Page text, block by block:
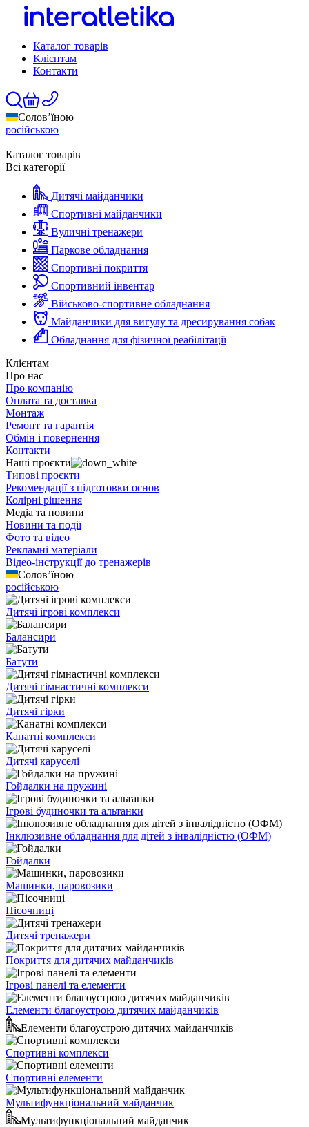
Каталог товарів
Клієнтам
Контакти
Солов’їною
російською
Каталог товарів
Всі категорії
Дитячі майданчики
Спортивні майданчики
Вуличні тренажери
Паркове обладнання
Спортивні покриття
Спортивний інвентар
Військово-спортивне обладнання
Майданчики для вигулу та дресирування собак
Обладнання для фізичної реабілітації
Клієнтам
Про нас
Про компанію
Оплата та доставка
Монтаж
Ремонт та гарантія
Обмін і повернення
Контакти
Наші проєкти
Типові проєкти
Рекомендації з підготовки основ
Колірні рішення
Медіа та новини
Новини та події
Фото та відео
Рекламні матеріали
Відео-інструкції до тренажерів
Солов’їною
російською
Дитячі ігрові комплекси
Балансири
Батути
Дитячі гімнастичні комплекси
Дитячі гірки
Канатні комплекси
Дитячі каруселі
Гойдалки на пружині
Ігрові будиночки та альтанки
Інклюзивне обладнання для дітей з інвалідністю (ОФМ)
Гойдалки
Машинки, паровозики
Пісочниці
Дитячі тренажери
Покриття для дитячих майданчиків
Ігрові панелі та елементи
Елементи благоустрою дитячих майданчиків
Елементи благоустрою дитячих майданчиків
Спортивні комплекси
Спортивні елементи
Мультифункціональний майданчик
Мультифункціональний майданчик